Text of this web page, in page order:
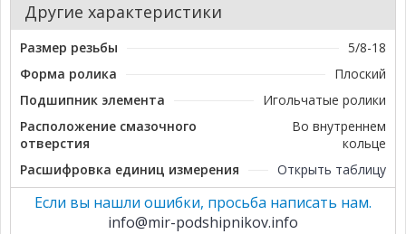
Другие характеристики
Размер резьбы
5/8-18
Форма ролика
Плоский
Подшипник элемента
Игольчатые ролики
Расположение смазочного
отверстия
Во внутреннем
кольце
Расшифровка единиц измерения
Открыть таблицу
Если вы нашли ошибки, просьба написать нам.
info@mir-podshipnikov.info